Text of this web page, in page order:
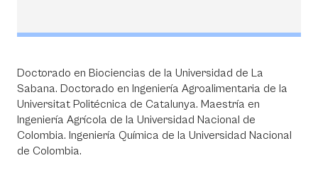
Doctorado en Biociencias de la Universidad de La
Sabana. Doctorado en Ingeniería Agroalimentaria de la
Universitat Politécnica de Catalunya. Maestría en
Ingeniería Agrícola de la Universidad Nacional de
Colombia. Ingeniería Química de la Universidad Nacional
de Colombia.